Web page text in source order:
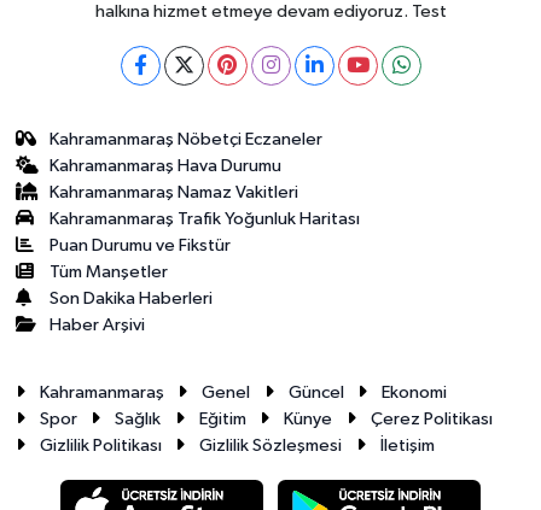
halkına hizmet etmeye devam ediyoruz. Test
Kahramanmaraş Nöbetçi Eczaneler
Kahramanmaraş Hava Durumu
Kahramanmaraş Namaz Vakitleri
Kahramanmaraş Trafik Yoğunluk Haritası
Puan Durumu ve Fikstür
Tüm Manşetler
Son Dakika Haberleri
Haber Arşivi
Kahramanmaraş Genel Güncel
Ekonomi
Spor
Sağlık Eğitim Künye
Çerez Politikası
Gizlilik Politikası
Gizlilik Sözleşmesi İletişim